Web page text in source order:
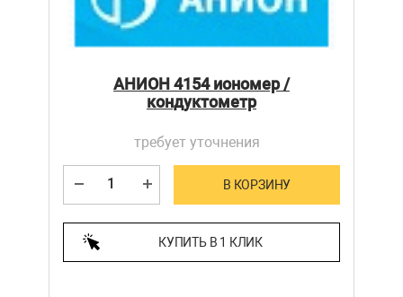
АНИОН 4154 иономер /
кондуктометр
требует уточнения
В КОРЗИНУ
КУПИТЬ В 1 КЛИК